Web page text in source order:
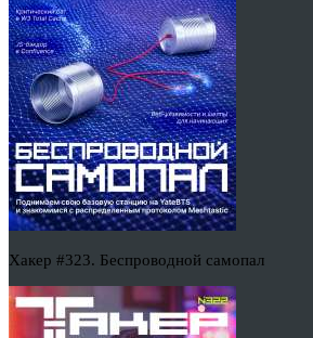
Хакер #323. Беспроводной самопал